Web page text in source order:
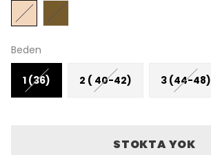
Beden
1 (36) 2 ( 40-42) 3 (44-48)
STOKTA YOK